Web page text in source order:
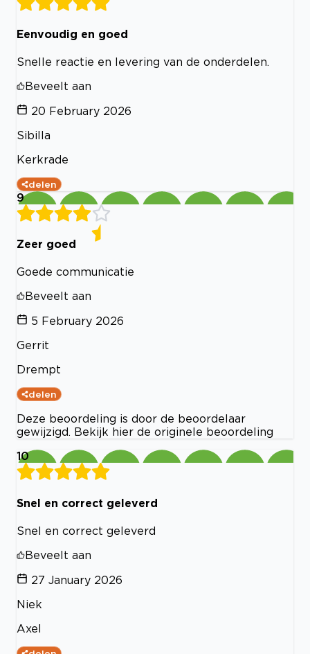
Eenvoudig en goed
Snelle reactie en levering van de onderdelen.
Beveelt aan
20 February 2026
Sibilla
Kerkrade
delen
9
Zeer goed
Goede communicatie
Beveelt aan
5 February 2026
Gerrit
Drempt
delen
Deze beoordeling is door de beoordelaar
gewijzigd. Bekijk hier de originele beoordeling
10
Snel en correct geleverd
Snel en correct geleverd
Beveelt aan
27 January 2026
Niek
Axel